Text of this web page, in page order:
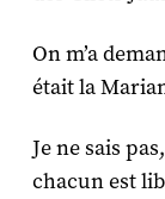
On m’a
était la
Je ne sais
chacun est